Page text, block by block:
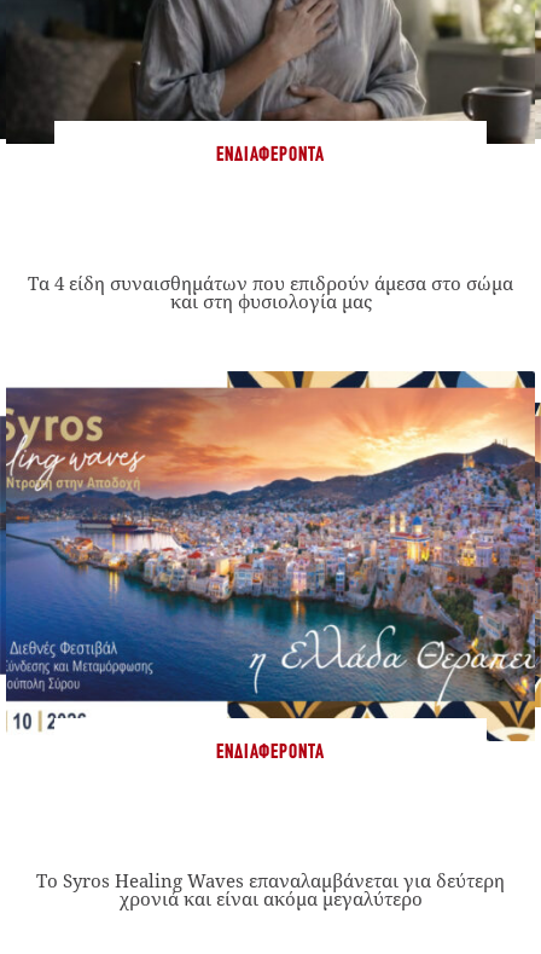
ΕΝΔΙΑΦΈΡΟΝΤΑ
Τα 4 είδη συναισθημάτων που επιδρούν άμεσα στο σώμα
και στη φυσιολογία μας
ΕΝΔΙΑΦΈΡΟΝΤΑ
Το Syros Healing Waves επαναλαμβάνεται για δεύτερη
χρονιά και είναι ακόμα μεγαλύτερο